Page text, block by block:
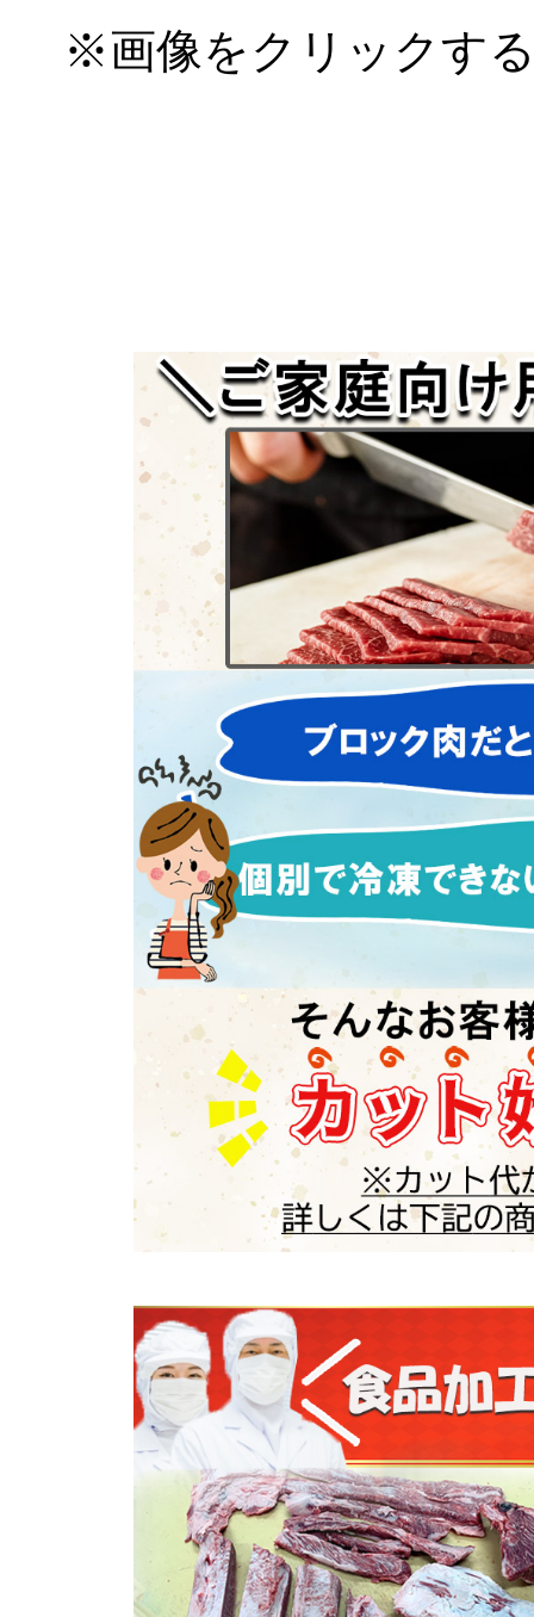
※画像をクリックす